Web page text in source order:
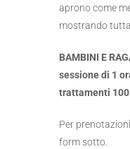
aprono come
mostrando
BAMBINI E
sessione di 1
trattamenti 100
Per
form sotto.